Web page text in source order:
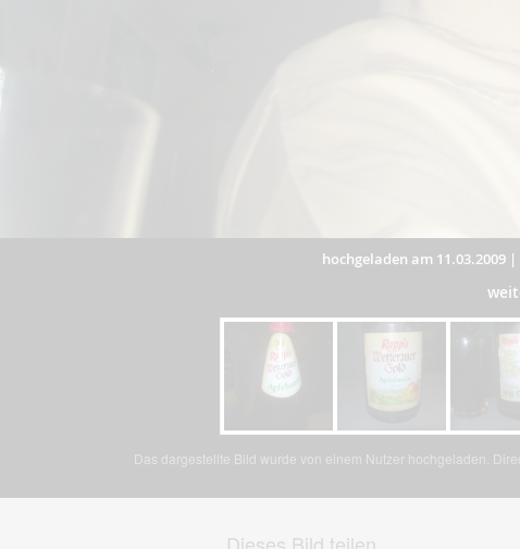
hochgeladen am 11.03.2009|
Das dargestellte Bild wurde von einem Nutzer hochgeladen.